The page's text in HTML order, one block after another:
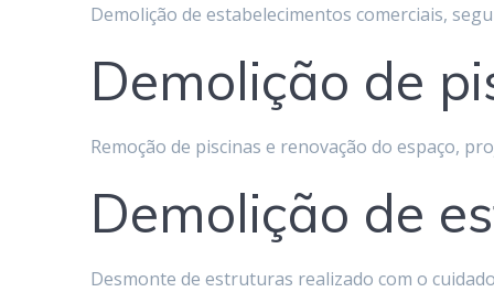
Demolição de estabelecimentos comerciais,
Demolição de
Remoção de piscinas e renovação do espaço,
Demolição de
Desmonte de estruturas realizado com o